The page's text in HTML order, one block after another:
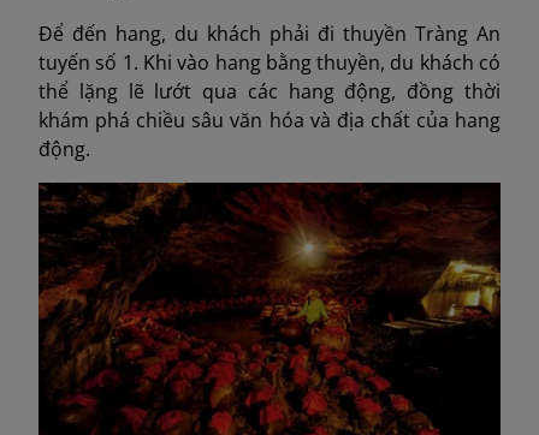
Để đến hang, du khách phải đi thuyền Tràng An
tuyến số 1. Khi vào hang bằng thuyền, du khách có
thể lặng lẽ lướt qua các hang động, đồng thời
khám phá chiều sâu văn hóa và địa chất của hang
động.